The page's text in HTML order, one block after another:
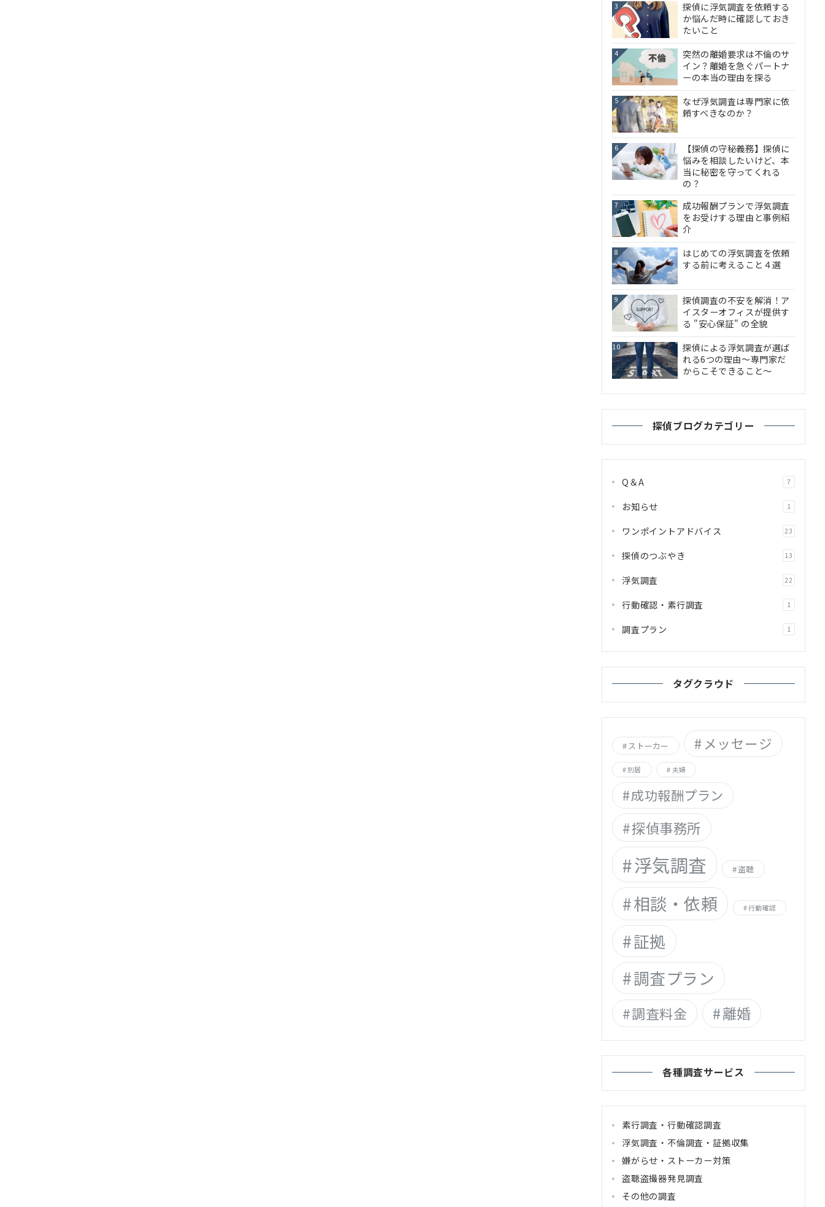
3
探偵に浮気調査を依頼する
か悩んだ時に確認しておき
たいこと
4
突然の離婚要求は不倫のサ
イン？離婚を急ぐパートナ
ーの本当の理由を探る
5
なぜ浮気調査は専門家に依
頼すべきなのか？
6
【探偵の守秘義務】探偵に
悩みを相談したいけど、本
当に秘密を守ってくれる
の？
7
成功報酬プランで浮気調査
をお受けする理由と事例紹
介
8
はじめての浮気調査を依頼
する前に考えること４選
9
探偵調査の不安を解消！ア
イスターオフィスが提供す
る "安心保証" の全貌
10
探偵による浮気調査が選ば
れる6つの理由～専門家だ
からこそできること～
探偵ブログカテゴリー
Q＆A 7
お知らせ 1
ワンポイントアドバイス 23
探偵のつぶやき 13
浮気調査 22
行動確認・素行調査 1
調査プラン 1
タグクラウド
ストーカー メッセージ
別居 夫婦
成功報酬プラン
探偵事務所
浮気調査 盗聴
相談・依頼 行動確認
証拠
調査プラン
調査料金 離婚
各種調査サービス
素行調査・行動確認調査
浮気調査・不倫調査・証拠収集
嫌がらせ・ストーカー対策
盗聴盗撮器発見調査
その他の調査